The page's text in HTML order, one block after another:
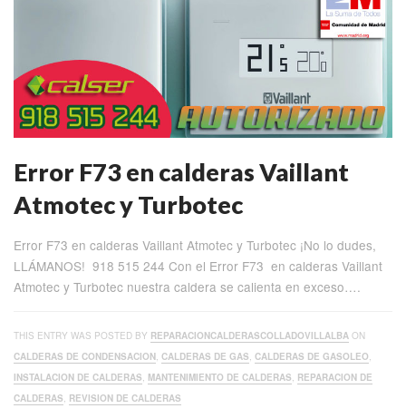
Error F73 en calderas Vaillant
Atmotec y Turbotec
Error F73 en calderas Vaillant Atmotec y Turbotec ¡No lo dudes,
LLÁMANOS! 918 515 244 Con el Error F73 en calderas Vaillant
Atmotec y Turbotec nuestra caldera se calienta en exceso….
THIS ENTRY WAS POSTED BY REPARACIONCALDERASCOLLADOVILLALBA ON
CALDERAS DE CONDENSACION, CALDERAS DE GAS, CALDERAS DE GASOLEO,
INSTALACION DE CALDERAS, MANTENIMIENTO DE CALDERAS, REPARACION DE
CALDERAS, REVISION DE CALDERAS